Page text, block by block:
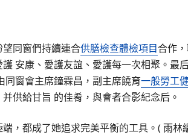
望同窗們持續連合供膳檢查體檢項目合作
安康、愛護友誼、愛護每一次相聚。最
同窗會主席鐘霖昌，副主席饒育一般勞工
供給甘旨 的佳肴，與會者合影紀念后。
，都成了她追求完美平衡的工具。( 雨林